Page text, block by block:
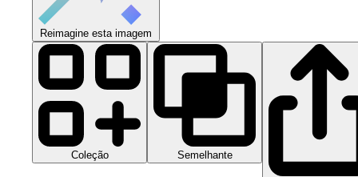
Reimagine esta imagem
Coleção Semelhante